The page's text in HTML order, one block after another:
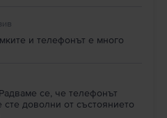
и телефонът е много
се, че телефонът
доволни от състоянието